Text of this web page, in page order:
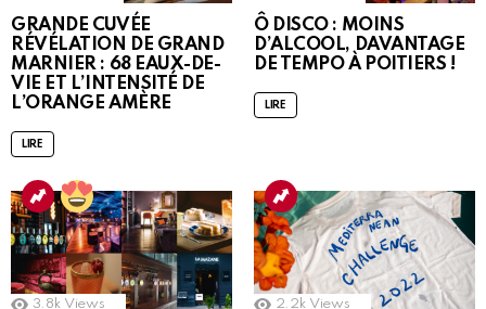
GRANDE CUVÉE
RÉVÉLATION DE GRAND
MARNIER : 68 EAUX-DE-
VIE ET L’INTENSITÉ DE
L’ORANGE AMÈRE
LIRE
Ô DISCO : MOINS
D’ALCOOL, DAVANTAGE
DE TEMPO À POITIERS !
LIRE
3.8k Views 2.2k Views